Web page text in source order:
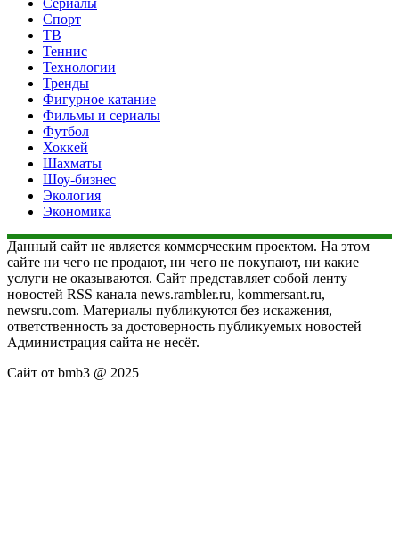
Спорт
ТВ
Теннис
Технологии
Тренды
Фигурное катание
Фильмы и сериалы
Футбол
Хоккей
Шахматы
Шоу-бизнес
Экология
Экономика
Данный сайт не является коммерческим проектом. На этом
сайте ни чего не продают, ни чего не покупают, ни какие
услуги не оказываются. Сайт представляет собой ленту
новостей RSS канала news.rambler.ru, kommersant.ru,
newsru.com. Материалы публикуются без искажения,
ответственность за достоверность публикуемых новостей
Администрация сайта не несёт.
Сайт от bmb3 @ 2025